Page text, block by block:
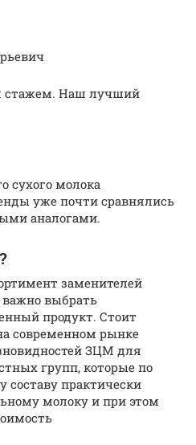
стажем. Наш лучший
сухого молока
уже почти сравнялись
аналогами.
заменителей
важно выбрать
продукт. Стоит
современном рынке
ЗЦМ для
групп, которые по
составу практически
молоку и при этом